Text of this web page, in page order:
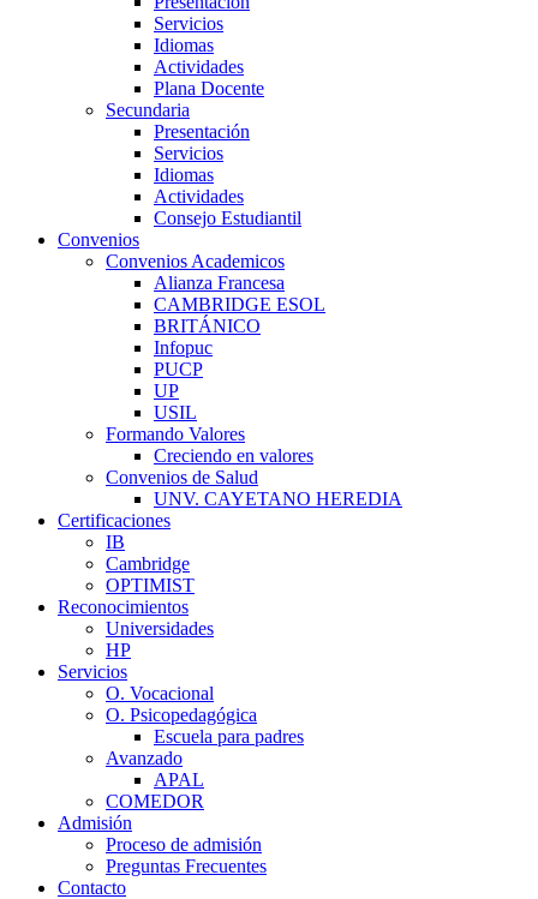
Servicios
Idiomas
Actividades
Plana Docente
Secundaria
Presentación
Servicios
Idiomas
Actividades
Consejo Estudiantil
Convenios
Convenios Academicos
Alianza Francesa
CAMBRIDGE ESOL
BRITÁNICO
Infopuc
PUCP
UP
USIL
Formando Valores
Creciendo en valores
Convenios de Salud
UNV. CAYETANO HEREDIA
Certificaciones
IB
Cambridge
OPTIMIST
Reconocimientos
Universidades
HP
Servicios
O. Vocacional
O. Psicopedagógica
Escuela para padres
Avanzado
APAL
COMEDOR
Admisión
Proceso de admisión
Preguntas Frecuentes
Contacto